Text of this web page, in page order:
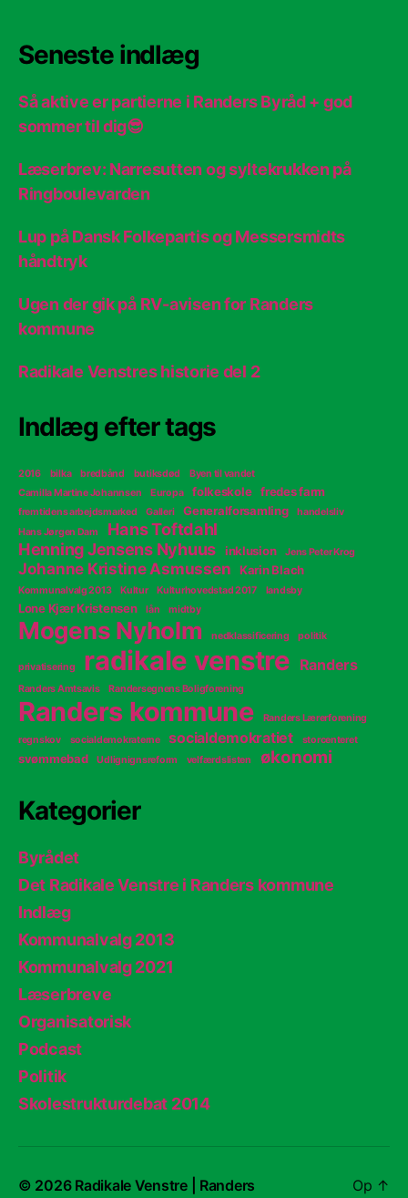
Seneste indlæg
Så aktive er partierne i Randers Byråd + god
sommer til dig😎
Læserbrev: Narresutten og syltekrukken på
Ringboulevarden
Lup på Dansk Folkepartis og Messersmidts
håndtryk
Ugen der gik på RV-avisen for Randers
kommune
Radikale Venstres historie del 2
Indlæg efter tags
2016 bilka bredbånd butiksdød
Byen til vandet
Camilla Martine Johannsen
Europa folkeskole fredes farm
fremtidens arbejdsmarked Galleri Generalforsamling
handelsliv
Hans Jørgen Dam
Hans Toftdahl
Henning Jensens Nyhuus
inklusion Jens Peter Krog
Johanne Kristine Asmussen Karin Blach
Kommunalvalg 2013 Kultur Kulturhovedstad 2017 landsby
Lone Kjær Kristensen lån midtby
Mogens Nyholm nedklassificering politik
privatisering radikale venstre Randers
Randers Amtsavis Randersegnens Boligforening
Randers kommune
Randers Lærerforening
regnskov
socialdemokraterne socialdemokratiet storcenteret
svømmebad Udlignignsreform velfærdslisten økonomi
Kategorier
Byrådet
Det Radikale Venstre i Randers kommune
Indlæg
Kommunalvalg 2013
Kommunalvalg 2021
Læserbreve
Organisatorisk
Podcast
Politik
Skolestrukturdebat 2014
© 2026 Radikale Venstre | Randers Op ↑